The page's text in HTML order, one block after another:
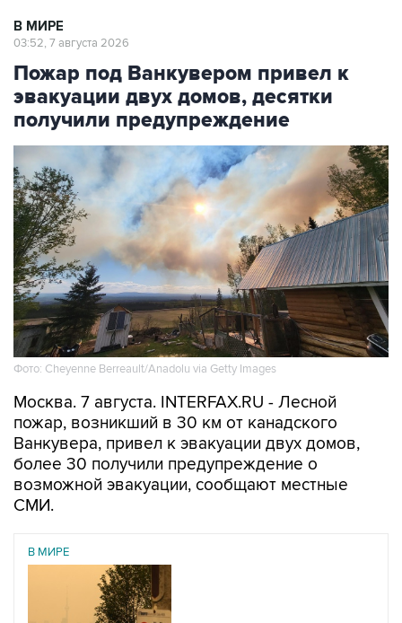
В МИРЕ
03:52, 7 августа 2026
Пожар под Ванкувером привел к
эвакуации двух домов, десятки
получили предупреждение
Фото: Cheyenne Berreault/Anadolu via Getty Images
Москва. 7 августа. INTERFAX.RU - Лесной
пожар, возникший в 30 км от канадского
Ванкувера, привел к эвакуации двух домов,
более 30 получили предупреждение о
возможной эвакуации, сообщают местные
СМИ.
В МИРЕ